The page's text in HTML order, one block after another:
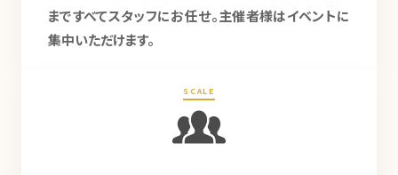
まですべてスタッフにお任せ。主催者様はイベントに
集中いただけます。
SCALE